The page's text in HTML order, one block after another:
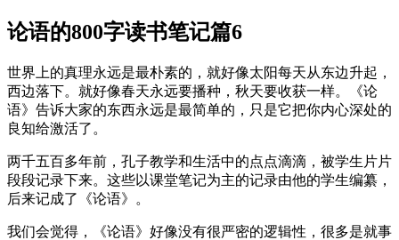
论语的800字读书笔记篇6
世界上的真理永远是最朴素的，就好像太阳每天从东边升起，
西边落下。就好像春天永远要播种，秋天要收获一样。《论
语》告诉大家的东西永远是最简单的，只是它把你内心深处的
良知给激活了。
两千五百多年前，孔子教学和生活中的点点滴滴，被学生片片
段段记录下来。这些以课堂笔记为主的记录由他的学生编纂，
后来记成了《论语》。
我们会觉得，《论语》好像没有很严密的逻辑性，很多是就事